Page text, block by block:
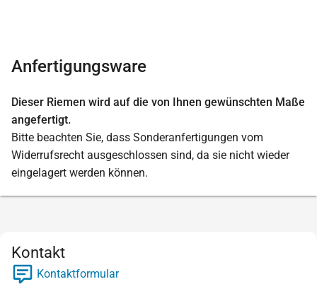
Anfertigungsware
Dieser Riemen wird auf die von Ihnen gewünschten Maße
angefertigt.
Bitte beachten Sie, dass Sonderanfertigungen vom
Widerrufsrecht ausgeschlossen sind, da sie nicht wieder
eingelagert werden können.
Kontakt
Kontaktformular